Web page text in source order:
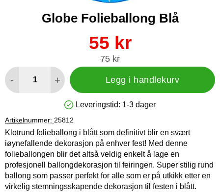
Globe Folieballong Blå
Handle dette produktet, Globe Folieballong Blå
ny pris
55 kr
gammel pris
75 kr
- + Legg i handlekurv
Produkttilgjengelighet: På lager
Leveringstid: 1-3 dager
Artikelnummer: 25812
Klotrund folieballong i blått som definitivt blir en svært
iøynefallende dekorasjon på enhver fest! Med denne
folieballongen blir det altså veldig enkelt å lage en
profesjonell ballongdekorasjon til feiringen. Super stilig rund
ballong som passer perfekt for alle som er på utkikk etter en
virkelig stemningsskapende dekorasjon til festen i blått.